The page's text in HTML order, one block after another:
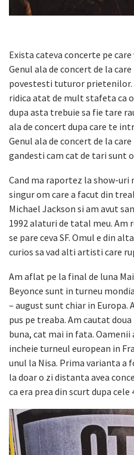
Exista cateva concerte pe
Genul ala de concert de la
povestesti tuturor prietenilor.
ridica atat de mult stafeta ca
dupa asta trebuie sa fie tare
ala de concert dupa care te
Genul ala de concert de la
gandesti cam cat de tari sunt
Cand ma raportez la show-uri
singur om care a facut din
Michael Jackson si am avut
1992 alaturi de tatal meu. Am
se pare ceva SF. Omul e din
curios sa vad alti artisti care
Am aflat pe la final de luna
Beyonce sunt in turneu
– august sunt chiar in Europa.
pus pe treaba. Am cautat
buna, cat mai in fata. Oamenii
incheie turneul european in
unul la Nisa. Prima varianta a
la doar o zi distanta avea
ca era prea din scurt dupa cele